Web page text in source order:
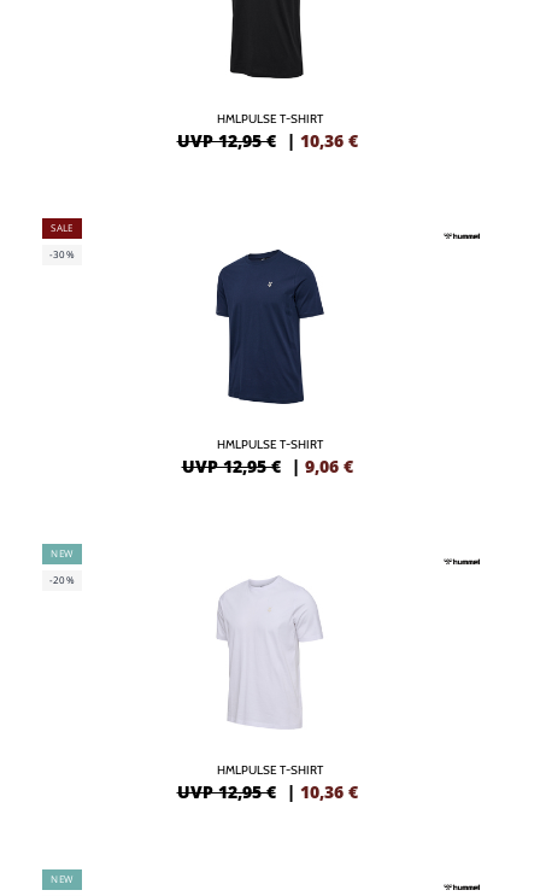
HMLPULSE T-SHIRT
UVP 12,95 € | 10,36 €
SALE
-30%
HMLPULSE T-SHIRT
UVP 12,95 € | 9,06 €
NEW
-20%
HMLPULSE T-SHIRT
UVP 12,95 € | 10,36 €
NEW